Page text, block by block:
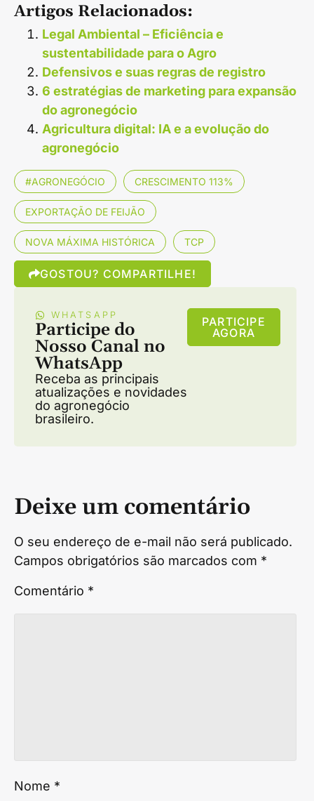
Artigos Relacionados:
Legal Ambiental – Eficiência e
sustentabilidade para o Agro
Defensivos e suas regras de registro
6 estratégias de marketing para expansão
do agronegócio
Agricultura digital: IA e a evolução do
agronegócio
#AGRONEGÓCIO CRESCIMENTO 113%
EXPORTAÇÃO DE FEIJÃO
NOVA MÁXIMA HISTÓRICA TCP
GOSTOU? COMPARTILHE!
WHATSAPP
Participe do
Nosso Canal no
WhatsApp
Receba as principais
atualizações e novidades
do agronegócio
brasileiro.
PARTICIPE
AGORA
Deixe um comentário
O seu endereço de e-mail não será publicado.
Campos obrigatórios são marcados com *
Comentário *
Nome *